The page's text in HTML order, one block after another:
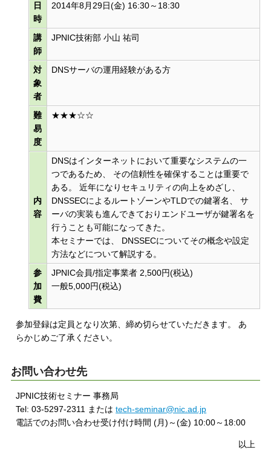
日
時
2014年8月29日(金) 16:30～18:30
講
師
JPNIC技術部 小山 祐司
対
象
者
DNSサーバの運用経験がある方
難
易
度
★★★☆☆
内
容
DNSはインターネットにおいて重要なシステムの一
つであるため、 その信頼性を確保することは重要で
ある。 近年になりセキュリティの向上をめざし、
DNSSECによるルートゾーンやTLDでの鍵署名、 サ
ーバの実装も進んできておりエンドユーザが鍵署名を
行うことも可能になってきた。
本セミナーでは、 DNSSECについてその概念や設定
方法などについて解説する。
参
加
費
JPNIC会員/指定事業者 2,500円(税込)
一般5,000円(税込)
参加登録は定員となり次第、締め切らせていただきます。 あ
らかじめご了承ください。
お問い合わせ先
JPNIC技術セミナー 事務局
Tel: 03-5297-2311 またはtech-seminar@nic.ad.jp
電話でのお問い合わせ受け付け時間 (月)～(金) 10:00～18:00
以上